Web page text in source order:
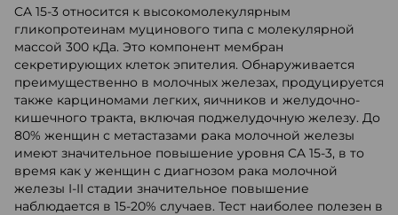
CA 15-3 относится к высокомолекулярным
гликопротеинам муцинового типа с молекулярной
массой 300 кДа. Это компонент мембран
секретирующих клеток эпителия. Обнаруживается
преимущественно в молочных железах, продуцируется
также карциномами легких, яичников и желудочно-
кишечного тракта, включая поджелудочную железу. До
80% женщин с метастазами рака молочной железы
имеют значительное повышение уровня CA 15-3, в то
время как у женщин с диагнозом рака молочной
железы I-II стадии значительное повышение
наблюдается в 15-20% случаев. Тест наиболее полезен в